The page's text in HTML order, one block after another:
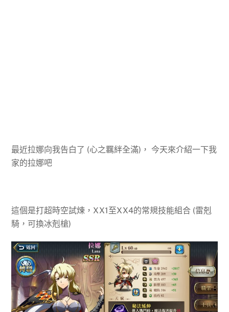
最近拉娜向我告白了 (心之羈絆全滿)， 今天來介紹一下我
家的拉娜吧
這個是打超時空試煉，XX1至XX4的常規技能組合 (雷剋
騎，可換冰剋槍)